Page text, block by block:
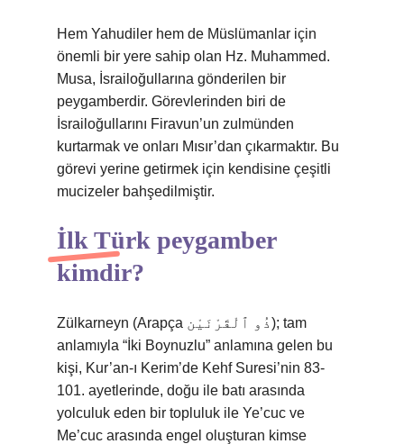
Hem Yahudiler hem de Müslümanlar için
önemli bir yere sahip olan Hz. Muhammed.
Musa, İsrailoğullarına gönderilen bir
peygamberdir. Görevlerinden biri de
İsrailoğullarını Firavun’un zulmünden
kurtarmak ve onları Mısır’dan çıkarmaktır. Bu
görevi yerine getirmek için kendisine çeşitli
mucizeler bahşedilmiştir.
İlk Türk peygamber
kimdir?
Zülkarneyn (Arapça ذُو ٱلْقَرْنَيْن); tam
anlamıyla “İki Boynuzlu” anlamına gelen bu
kişi, Kur’an-ı Kerim’de Kehf Suresi’nin 83-
101. ayetlerinde, doğu ile batı arasında
yolculuk eden bir topluluk ile Ye’cuc ve
Me’cuc arasında engel oluşturan kimse